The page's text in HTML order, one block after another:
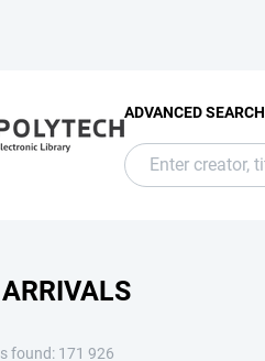
ADVANCED SEARCH
found: 171 926